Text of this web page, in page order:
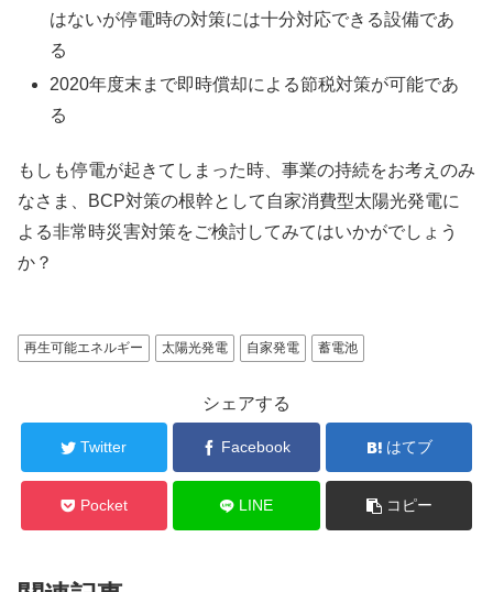
はないが停電時の対策には十分対応できる設備であ
る
2020年度末まで即時償却による節税対策が可能であ
る
もしも停電が起きてしまった時、事業の持続をお考えのみ
なさま、BCP対策の根幹として自家消費型太陽光発電に
よる非常時災害対策をご検討してみてはいかがでしょう
か？
再生可能エネルギー 太陽光発電 自家発電 蓄電池
シェアする
Twitter Facebook はてブ
Pocket LINE コピー